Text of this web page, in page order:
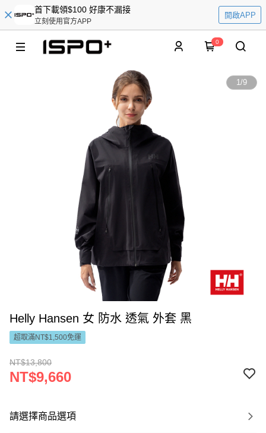
首下載領$100 好康不漏接
立刻使用官方APP
開啟APP
0
1/9
Helly Hansen 女 防水 透氣 外套 黑
超取滿NT$1,500免運
NT$13,800
NT$9,660
請選擇商品選項